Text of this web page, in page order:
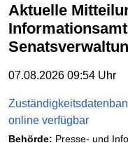
Aktuelle Mitteilungen des Presse- und
07.08.2026 09:54 Uhr
online verfügbar
Behörde: Presse- und